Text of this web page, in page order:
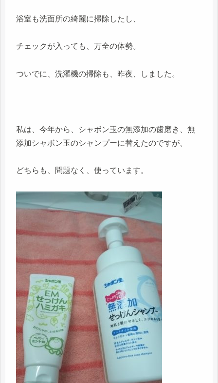
浴室も洗面所の綺麗に掃除したし、
チェックが入っても、万全の体勢。
ついでに、洗濯機の掃除も、昨夜、しました。
私は、今年から、シャボン玉の無添加の歯磨き、無
添加シャボン玉のシャンプーに替えたのですが、
どちらも、問題なく、使っています。